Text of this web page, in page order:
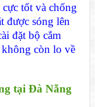
tốt và chống
được sóng lên
đặt bộ cắm
không còn lo về
tại Đà Nẵng